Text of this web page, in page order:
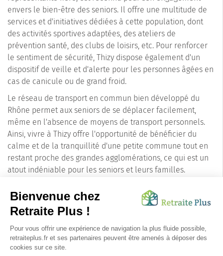
envers le bien-être des seniors. Il offre une multitude de
services et d'initiatives dédiées à cette population, dont
des activités sportives adaptées, des ateliers de
prévention santé, des clubs de loisirs, etc. Pour renforcer
le sentiment de sécurité, Thizy dispose également d'un
dispositif de veille et d'alerte pour les personnes âgées en
cas de canicule ou de grand froid.
Le réseau de transport en commun bien développé du
Rhône permet aux seniors de se déplacer facilement,
même en l'absence de moyens de transport personnels.
Ainsi, vivre à Thizy offre l'opportunité de bénéficier du
calme et de la tranquillité d'une petite commune tout en
restant proche des grandes agglomérations, ce qui est un
atout indéniable pour les seniors et leurs familles.
endroit parfait pour une colocation seniors. Elle offre un
cadre de vie calme et serein, enrichi par les nombreuses
personnes âgées. Thizy est une invitation à la détente, à la
convivialité et à la découverte, pour une retraite paisible